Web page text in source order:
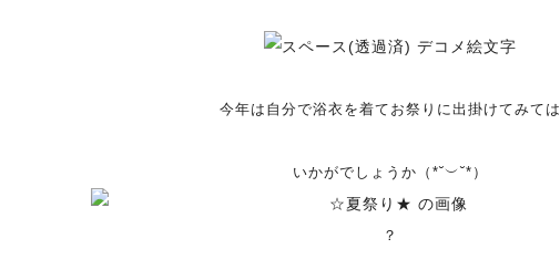
今年は自分で浴衣を着てお祭りに出掛けてみては
いかがでしょうか（*˘︶˘*）
？